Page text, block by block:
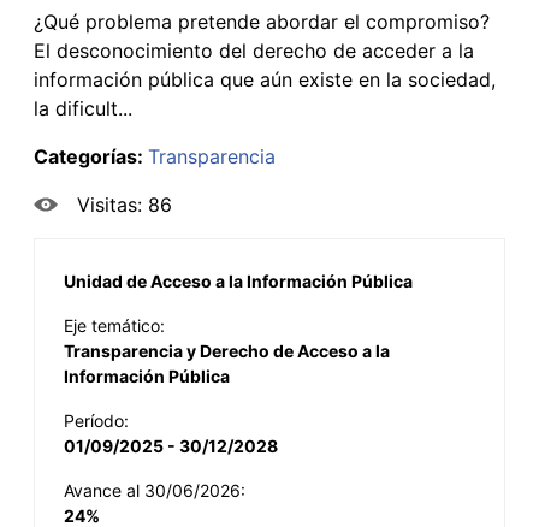
¿Qué problema pretende abordar el compromiso?
El desconocimiento del derecho de acceder a la
información pública que aún existe en la sociedad,
la dificult...
Categorías: Transparencia
Visitas: 86
Unidad de Acceso a la Información Pública
Eje temático:
Transparencia y Derecho de Acceso a la
Información Pública
Período:
01/09/2025 - 30/12/2028
Avance al 30/06/2026:
24%